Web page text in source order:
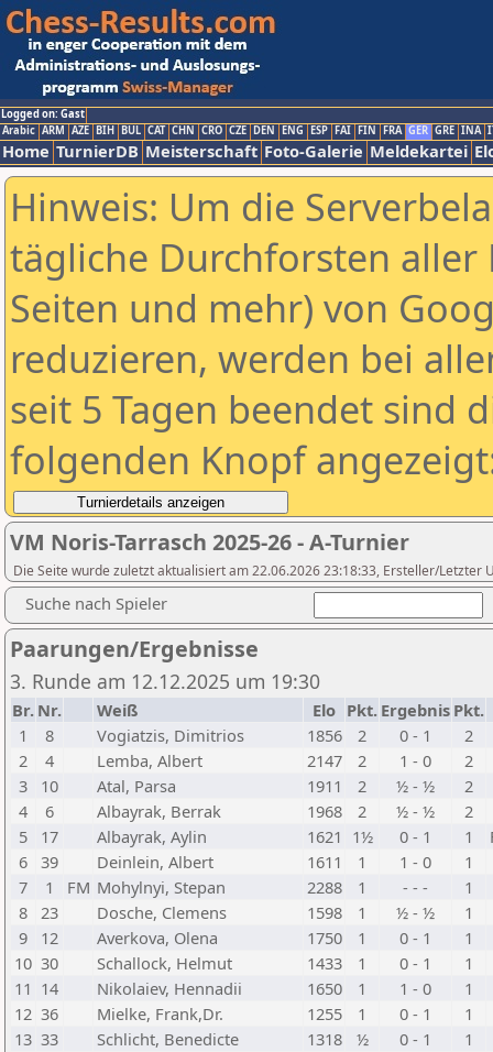
Logged on: Gast
Arabic ARM AZE BIH BUL CAT CHN CRO CZE DEN ENG ESP FAI FIN FRA GER GRE INA
Home TurnierDB Meisterschaft Foto-Galerie Meldekartei
Hinweis: Um die
tägliche Durchforsten aller
Seiten und mehr) von
reduzieren, werden bei
seit 5 Tagen beendet sind
folgenden Knopf
VM Noris-Tarrasch 2025-26 - A-Turnier
Die Seite wurde zuletzt aktualisiert am 22.06.2026 23:18:33, Ersteller/Letzter
Suche nach Spieler
Paarungen/Ergebnisse
3. Runde am 12.12.2025 um 19:30
Br. Nr. Weiß Elo Pkt. Ergebnis Pkt.
1
8 Vogiatzis, Dimitrios 1856 2 0 - 1
2
2
4 Lemba, Albert 2147 2 1 - 0
2
3
10 Atal, Parsa 1911 2 ½ - ½
2
4
6 Albayrak, Berrak 1968 2 ½ - ½
2
5
17 Albayrak, Aylin 1621 1½ 0 - 1 1
6
39 Deinlein, Albert 1611 1 1 - 0
1
7
1 FM Mohylnyi, Stepan 2288 1 - - -
1
8
23 Dosche, Clemens 1598 1 ½ - ½
1
9
12 Averkova, Olena 1750 1 0 - 1
1
10 30 Schallock, Helmut 1433 1 0 - 1
1
11 14 Nikolaiev, Hennadii 1650 1 1 - 0
1
12 36 Mielke, Frank,Dr. 1255 1 0 - 1
1
13 33 Schlicht, Benedicte 1318 ½ 0 - 1
1